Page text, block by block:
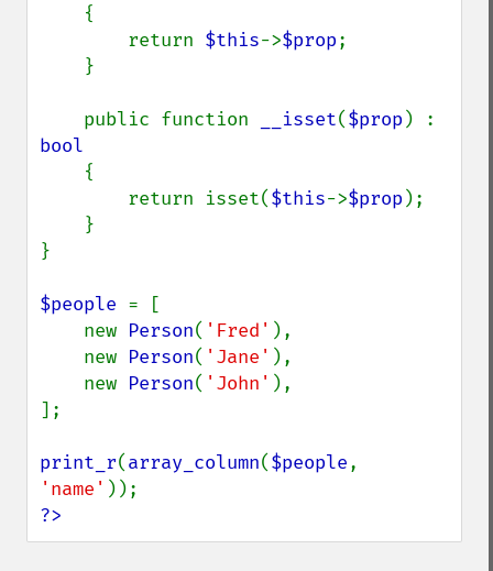
        return
$this->$prop;
    public function
__isset($prop
bool
{
        return isset(
$this->$prop );
}
$people = [
    new
Person( 'Fred' ),
    new
Person( 'Jane' ),
    new
Person( 'John' ),
];
print_r(array_column($people
'name'
?>